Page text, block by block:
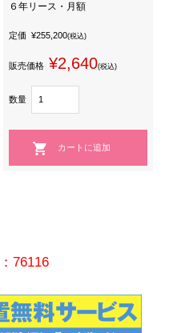
６年リース・月額
定価 ¥255,200(税込)
販売価格 ¥2,640(税込)
数量
76116